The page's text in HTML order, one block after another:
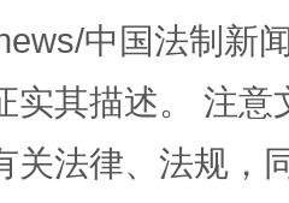
中国法制新
实其描述。 注
关法律、法规，